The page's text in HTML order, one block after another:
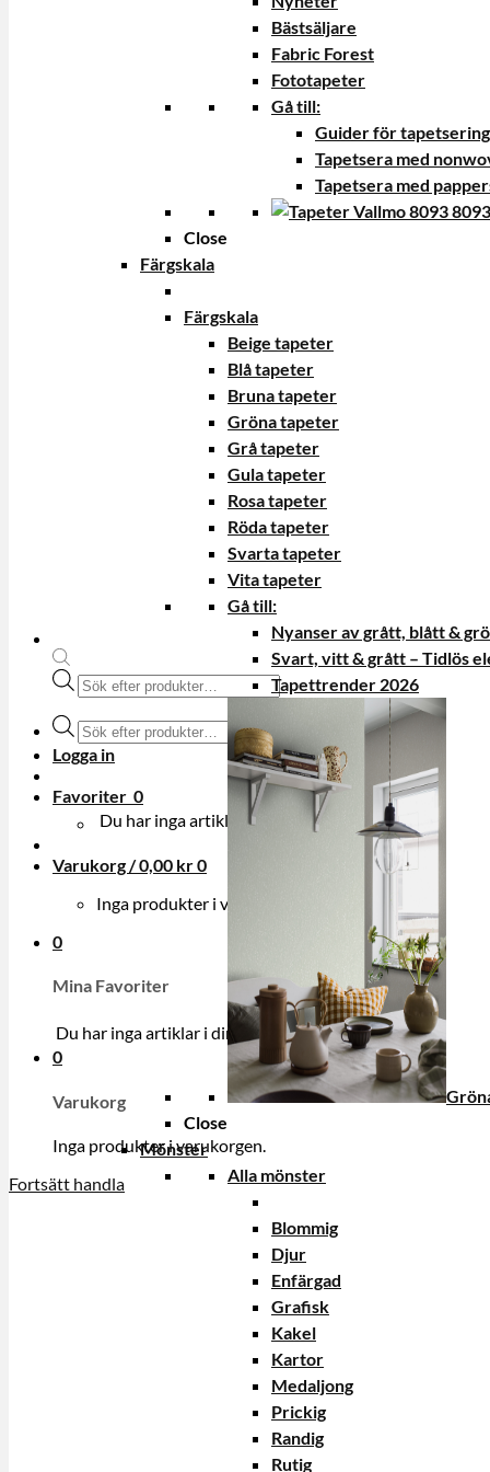
Produktsökning
Produktsökning
Logga in
Favoriter 0
Du har inga artiklar i din onskelista.
Varukorg /0,00 kr0
Inga produkter i varukorgen.
0
Mina Favoriter
Du har inga artiklar i din onskelista.
0
Varukorg
Inga produkter i varukorgen.
Fortsätt handla
Bästsäljare
Fabric Forest
Fototapeter
Gå till:
Guider för tapetsering
Tapetsera med
Tapetsera med
Close
Färgskala
Färgskala
Beige tapeter
Blå tapeter
Bruna tapeter
Gröna tapeter
Grå tapeter
Gula tapeter
Rosa tapeter
Röda tapeter
Svarta tapeter
Vita tapeter
Gå till:
Nyanser av grått, blått &
Svart, vitt & grått – Tidlös
Tapettrender 2026
Close
Mönster
Alla mönster
Blommig
Djur
Enfärgad
Grafisk
Kakel
Kartor
Medaljong
Prickig
Randig
Rutig